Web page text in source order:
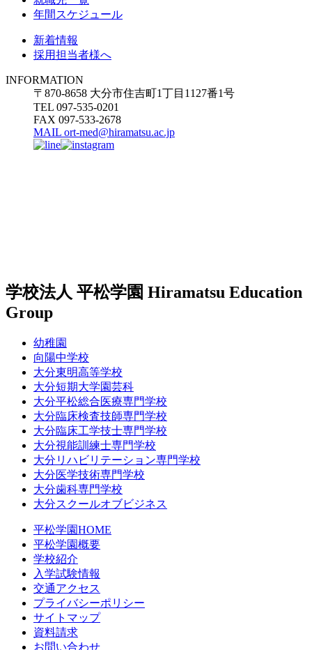
年間スケジュール
新着情報
採用担当者様へ
INFORMATION
〒870-8658 大分市住吉町1丁目1127番1号
TEL 097-535-0201
FAX 097-533-2678
MAIL ort-med@hiramatsu.ac.jp
学校法人 平松学園 Hiramatsu Education
Group
幼稚園
向陽中学校
大分東明高等学校
大分短期大学園芸科
大分平松総合医療専門学校
大分臨床検査技師専門学校
大分臨床工学技士専門学校
大分視能訓練士専門学校
大分リハビリテーション専門学校
大分医学技術専門学校
大分歯科専門学校
大分スクールオブビジネス
平松学園HOME
平松学園概要
学校紹介
入学試験情報
交通アクセス
プライバシーポリシー
サイトマップ
資料請求
お問い合わせ